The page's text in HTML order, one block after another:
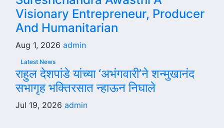
Visionary Entrepreneur, Producer
And Humanitarian
Aug 1, 2026 admin
Latest News
राहुल देशपांडे यांच्या ‘अभंगवारी’ने शन्मुखानंद
सभागृह भक्तिरसात न्हाऊन निघाले
Jul 19, 2026 admin